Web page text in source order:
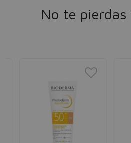
No te